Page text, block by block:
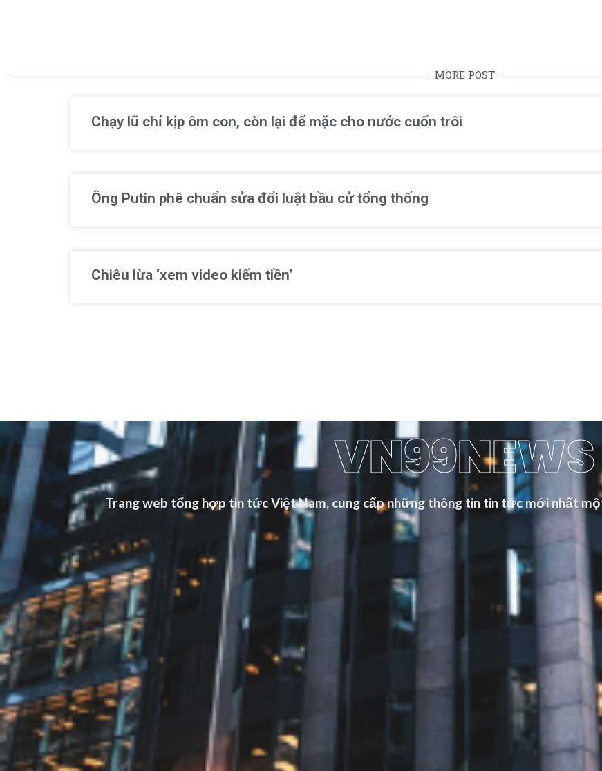
MORE POST
Chạy lũ chỉ kịp ôm con, còn lại để mặc cho nước cuốn trôi
Ông Putin phê chuẩn sửa đổi luật bầu cử tổng thống
Chiêu lừa ‘xem video kiếm tiền’
VN99NEWS
Trang web tổng hợp tin tức Việt Nam, cung cấp những thông tin tin tức mới nhất